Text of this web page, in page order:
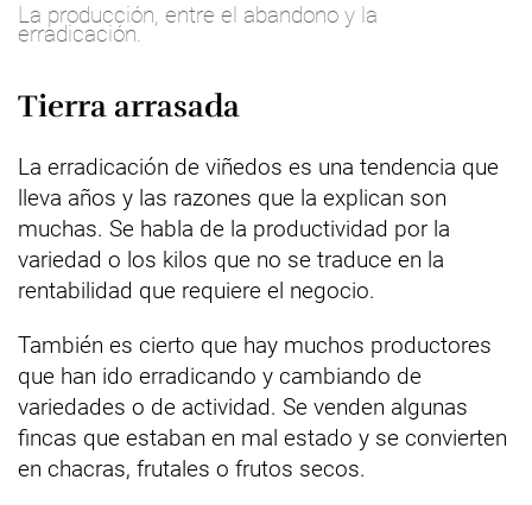
La producción, entre el abandono y la
erradicación.
Tierra arrasada
La erradicación de viñedos es una tendencia que
lleva años y las razones que la explican son
muchas. Se habla de la productividad por la
variedad o los kilos que no se traduce en la
rentabilidad que requiere el negocio.
También es cierto que hay muchos productores
que han ido erradicando y cambiando de
variedades o de actividad. Se venden algunas
fincas que estaban en mal estado y se convierten
en chacras, frutales o frutos secos.